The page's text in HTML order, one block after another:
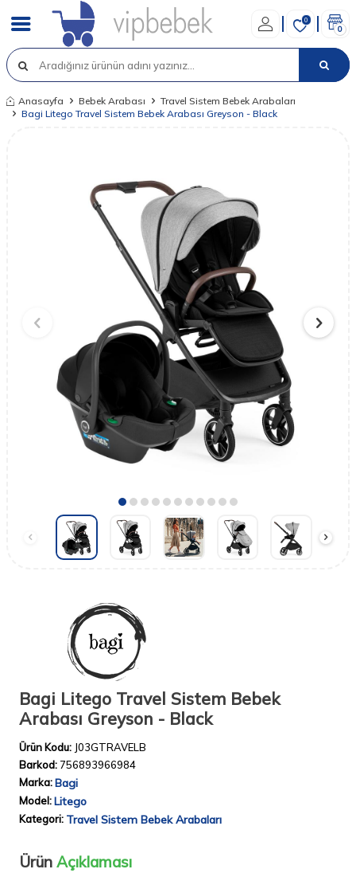
0
0
Anasayfa Bebek Arabası
Travel Sistem Bebek Arabaları
Bagi Litego Travel Sistem Bebek Arabası Greyson - Black
Bagi Litego Travel Sistem Bebek
Arabası Greyson - Black
Ürün Kodu: J03GTRAVELB
Barkod: 756893966984
Marka:Bagi
Model:Litego
Kategori: Travel Sistem Bebek Arabaları
Ürün Açıklaması